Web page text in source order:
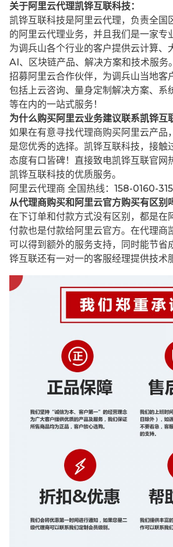
关于阿里云代理凯铧互联科技：
凯铧互联科技是阿里云代理，负责全国
的阿里云代理业务，并且我们是一家专
为调兵山各个行业的客户提供云计算、
AI、区块链产品、解决方案和技术服务
招募阿里云合作伙伴，为调兵山当地客
包括上云咨询、量身定制解决方案、系
等在内的一站式服务！
为什么购买阿里云业务建议联系凯铧互
如果在有意寻找代理商购买阿里云产品
是您优秀的选择。凯铧互联科技，接触
态度有口皆碑！直接致电凯铧互联官网
凯铧互联科技的优质服务。
阿里云代理商 全国热线：158-0160-
从代理商购买和阿里云官方购买有区别
在下订单和付款方式没有区别，都是在
付款也是付款给阿里云官方。在代理商
可以得到额外的服务支持，同时能节省
铧互联还有一对一的客服经理提供技术